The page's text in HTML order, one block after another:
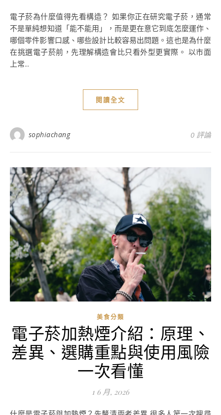
電子菸為什麼值得先看構造？ 如果你正在研究電子菸，通常
不是單純想知道「能不能用」，而是更在意它到底怎麼運作、
哪個零件影響口感、哪些設計比較容易出問題。這也是為什麼
在挑選電子菸前，先理解構造會比只看外型更實際。 以市面
上常...
閱讀全文
sophiachang 0 評論
美食分類
電子菸加熱煙介紹：原理、
差異、選購重點與使用風險
一次看懂
1 6 月, 2026